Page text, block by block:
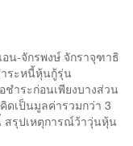
น-จักรพงษ์ จักราจุฑาธิ
ระหนี้หุ้นกู้รุ่น
ำระก่อนเพียงบางส่วน
ดเป็นมูลค่ารวมกว่า 3
สรุปเหตุการณ์ว้าวุ่นหุ้น